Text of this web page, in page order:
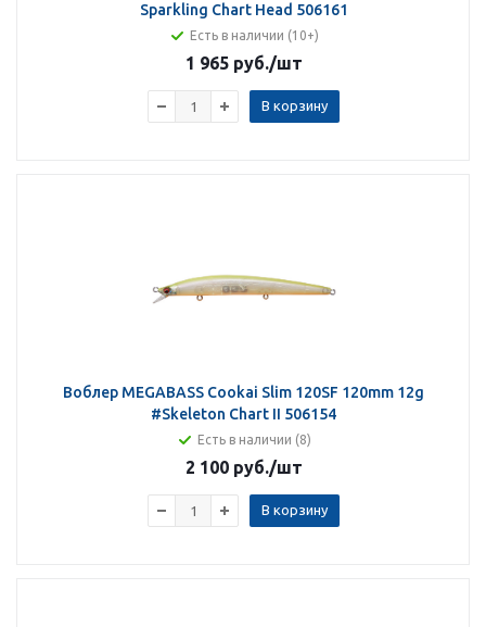
Sparkling Chart Head 506161
Есть в наличии (10+)
1 965 руб./шт
В корзину
Воблер MEGABASS Cookai Slim 120SF 120mm 12g
#Skeleton Chart II 506154
Есть в наличии (8)
2 100 руб./шт
В корзину